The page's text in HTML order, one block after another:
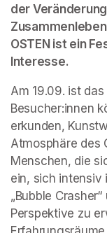
der
OSTEN ist ein
Interesse.
Am 19.09. ist
Besucher:innen
erkunden,
Atmosphäre des
Menschen, die
ein, sich intensiv
„Bubble
Perspektive zu